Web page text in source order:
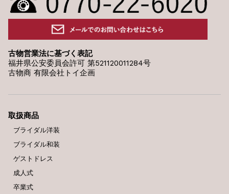
古物営業法に基づく表記
福井県公安委員会許可 第521120011284号
古物商 有限会社トイ企画
取扱商品
ブライダル洋装
ブライダル和装
ゲストドレス
成人式
卒業式